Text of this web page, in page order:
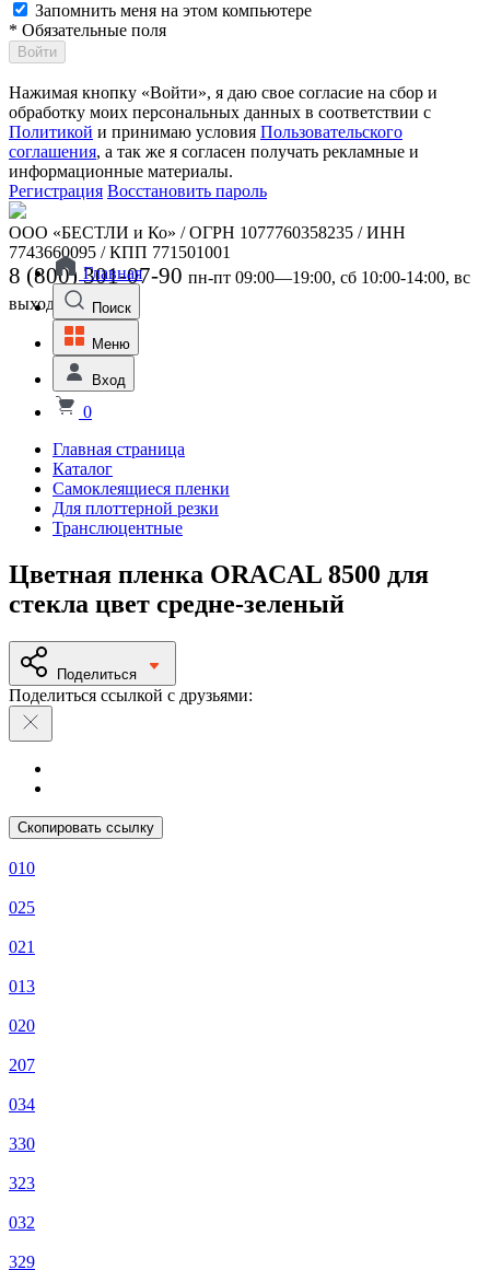
Запомнить меня на этом компьютере
* Обязательные поля
Войти
Нажимая кнопку «Войти», я даю свое согласие на сбор и
обработку моих персональных данных в соответствии с
Политикой и принимаю условия Пользовательского
соглашения, а так же я согласен получать рекламные и
информационные материалы.
Регистрация Восстановить пароль
ООО «БЕСТЛИ и Ко» / ОГРН 1077760358235 / ИНН
7743660095 / КПП 771501001
8 (800) 301-07-90 пн-пт 09:00—19:00, сб 10:00-14:00, вс
выходной
Главная
Поиск
Меню
Вход
0
Главная страница
Каталог
Самоклеящиеся пленки
Для плоттерной резки
Транслюцентные
Цветная пленка ORACAL 8500 для
стекла цвет средне-зеленый
Поделиться
Поделиться ссылкой с друзьями:
Скопировать ссылку
010
025
021
013
020
207
034
330
323
032
329